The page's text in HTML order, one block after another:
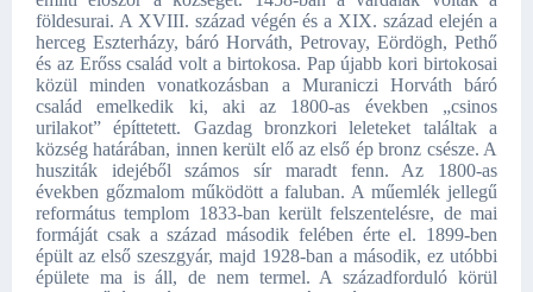
földesurai. A XVIII. század végén és a XIX. század elején a
herceg Eszterházy, báró Horváth, Petrovay, Eördögh, Pethő
és az Erőss család volt a birtokosa. Pap újabb kori birtokosai
közül minden vonatkozásban a Muraniczi Horváth báró
család emelkedik ki, aki az 1800-as években „csinos
urilakot” építtetett. Gazdag bronzkori leleteket találtak a
község határában, innen került elő az első ép bronz csésze. A
husziták idejéből számos sír maradt fenn. Az 1800-as
években gőzmalom működött a faluban. A műemlék jellegű
református templom 1833-ban került felszentelésre, de mai
formáját csak a század második felében érte el. 1899-ben
épült az első szeszgyár, majd 1928-ban a második, ez utóbbi
épülete ma is áll, de nem termel. A századforduló körül